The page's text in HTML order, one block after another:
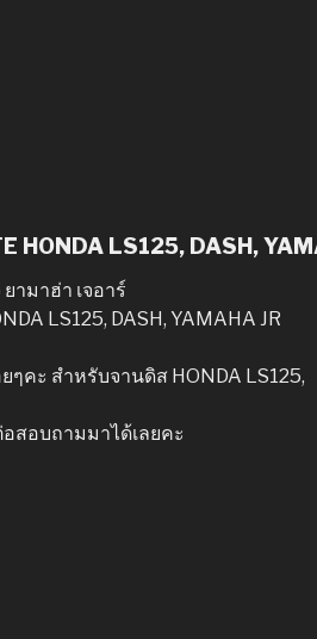
HONDA LS125, DASH,
ามาฮ่า เจอาร์
LS125, DASH, YAMAHA JR
คะ สำหรับจานดิส HONDA LS125,
สอบถามมาได้เลยคะ